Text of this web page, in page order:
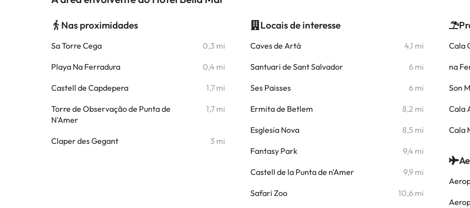
Nas proximidades
Sa Torre Cega 0,3 mi
Playa Na Ferradura 0,4 mi
Castell de Capdepera 1,7 mi
Torre de Observação de Punta de
N'Amer
1,7 mi
Claper des Gegant 3 mi
Locais de interesse
Caves de Artà 4,1 mi
Santuari de Sant Salvador 6 mi
Ses Paisses 6 mi
Ermita de Betlem 8,2 mi
Esglesia Nova 8,5 mi
Fantasy Park 9,4 mi
Castell de la Punta de n'Amer 9,9 mi
Safari Zoo 10,6 mi
Cala
na
Son
Cala
Cala